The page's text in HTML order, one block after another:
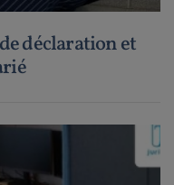
déclaration et